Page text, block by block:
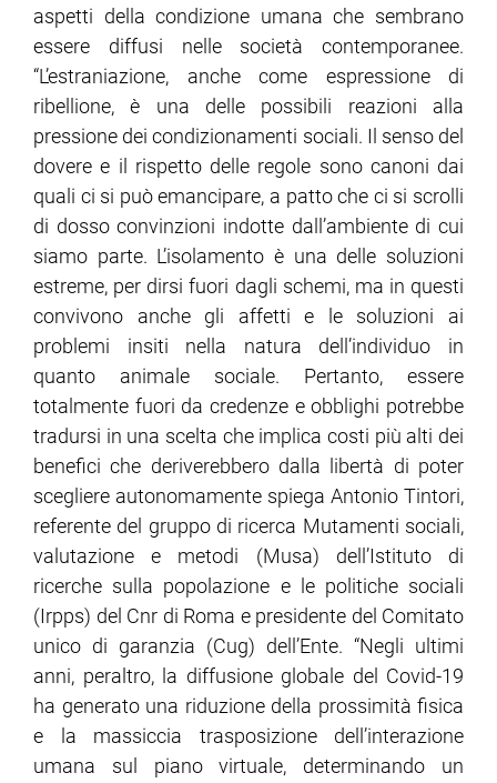
aspetti della condizione umana che sembrano
essere diffusi nelle società contemporanee.
“L’estraniazione, anche come espressione di
ribellione, è una delle possibili reazioni alla
pressione dei condizionamenti sociali. Il senso del
dovere e il rispetto delle regole sono canoni dai
quali ci si può emancipare, a patto che ci si scrolli
di dosso convinzioni indotte dall’ambiente di cui
siamo parte. L’isolamento è una delle soluzioni
estreme, per dirsi fuori dagli schemi, ma in questi
convivono anche gli affetti e le soluzioni ai
problemi insiti nella natura dell’individuo in
quanto animale sociale. Pertanto, essere
totalmente fuori da credenze e obblighi potrebbe
tradursi in una scelta che implica costi più alti dei
benefici che deriverebbero dalla libertà di poter
scegliere autonomamente spiega Antonio Tintori,
referente del gruppo di ricerca Mutamenti sociali,
valutazione e metodi (Musa) dell’Istituto di
ricerche sulla popolazione e le politiche sociali
(Irpps) del Cnr di Roma e presidente del Comitato
unico di garanzia (Cug) dell’Ente. “Negli ultimi
anni, peraltro, la diffusione globale del Covid-19
ha generato una riduzione della prossimità fisica
e la massiccia trasposizione dell’interazione
umana sul piano virtuale, determinando un